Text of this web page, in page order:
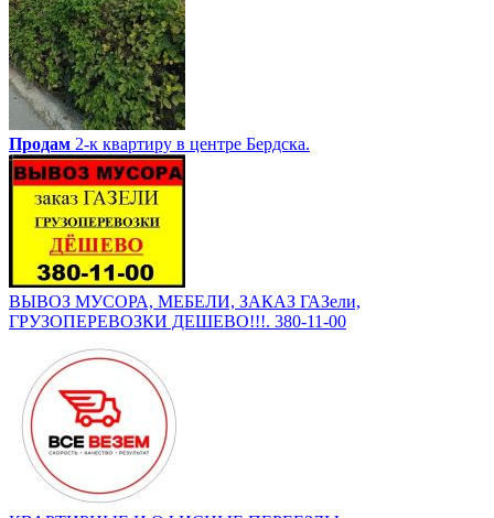
Продам 2-к квартиру в центре Бердска.
ВЫВОЗ МУСОРА, МЕБЕЛИ, ЗАКАЗ ГАЗели,
ГРУЗОПЕРЕВОЗКИ ДЕШЕВО!!!. 380-11-00